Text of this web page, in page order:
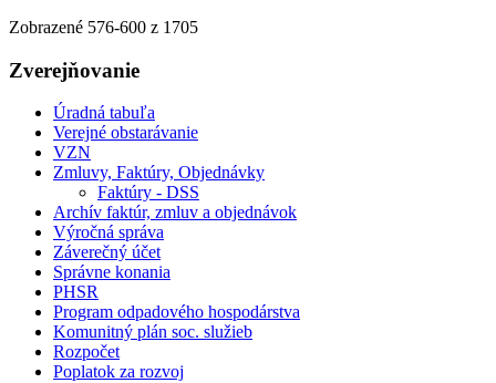
Zobrazené 576-600 z 1705
Zverejňovanie
Úradná tabuľa
Verejné obstarávanie
VZN
Zmluvy, Faktúry, Objednávky
Faktúry - DSS
Archív faktúr, zmluv a objednávok
Výročná správa
Záverečný účet
Správne konania
PHSR
Program odpadového hospodárstva
Komunitný plán soc. služieb
Rozpočet
Poplatok za rozvoj